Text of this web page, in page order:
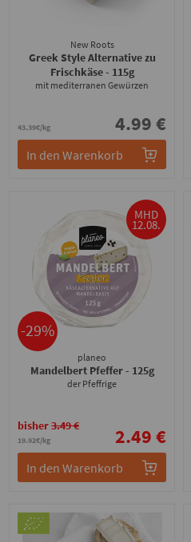
New Roots
Greek Style Alternative zu
Frischkäse- 115g
mit mediterranen Gewürzen
43.39€/kg 4.99 €
In den Warenkorb
MHD
12.08.
-29%
planeo
Mandelbert Pfeffer- 125g
der Pfeffrige
19.92€/kg
bisher3.49 € 2.49 €
In den Warenkorb